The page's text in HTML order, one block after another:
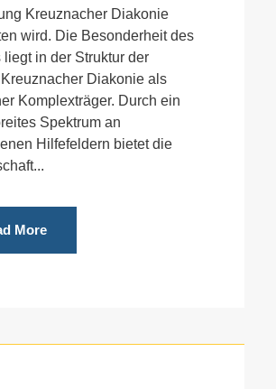
Kreuznacher Diakonie
wird. Die Besonderheit des
liegt in der Struktur der
Diakonie als
Komplexträger. Durch ein
Spektrum an
Hilfefeldern bietet die
More